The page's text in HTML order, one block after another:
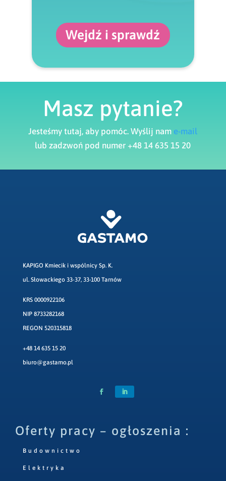
Wejdź i sprawdź
Masz pytanie?
Jesteśmy tutaj, aby pomóc. Wyślij nam e-mail
lub zadzwoń pod numer +48 14 635 15 20
KAPIGO Kmiecik i wspólnicy Sp. K.
ul. Słowackiego 33-37, 33-100 Tarnów
KRS 0000922106
NIP 8733282168
REGON 520315818
+48 14 635 15 20
biuro@gastamo.pl
Oferty pracy – ogłoszenia :
Budownictwo
Elektryka